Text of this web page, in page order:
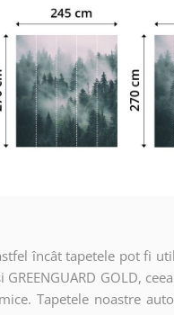
încât tapetele pot fi
GOLD,
Tapetele noastre